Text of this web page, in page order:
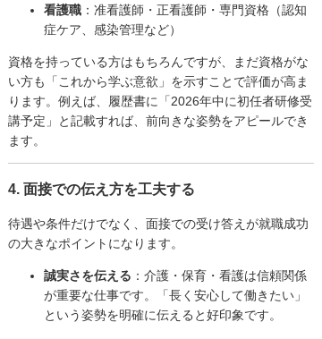
看護職 ：准看護師・正看護師・専門資格（認知
症ケア、感染管理など）
資格を持っている方はもちろんですが、まだ資格がな
い方も「これから学ぶ意欲」を示すことで評価が高ま
ります。例えば、履歴書に「2026年中に初任者研修受
講予定」と記載すれば、前向きな姿勢をアピールでき
ます。
4. 面接での伝え方を工夫する
待遇や条件だけでなく、面接での受け答えが就職成功
の大きなポイントになります。
誠実さを伝える ：介護・保育・看護は信頼関係
が重要な仕事です。「長く安心して働きたい」
という姿勢を明確に伝えると好印象です。